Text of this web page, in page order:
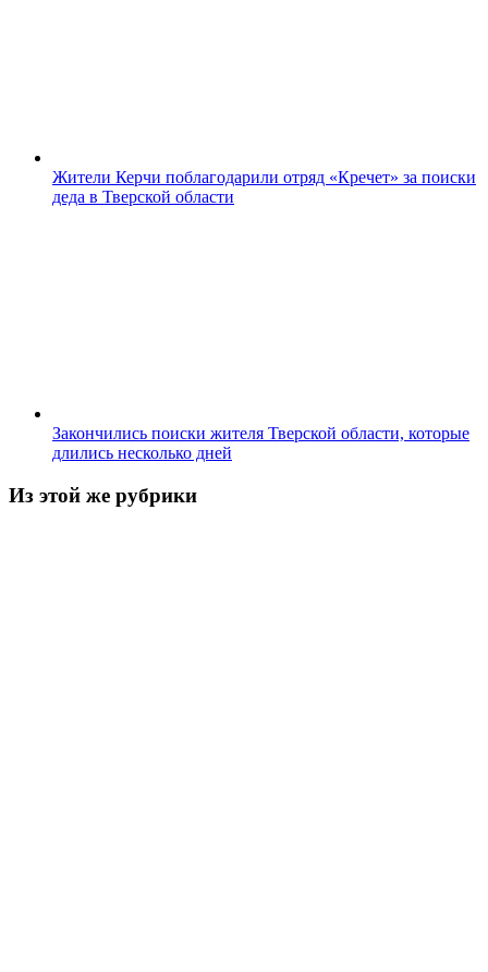
Жители Керчи поблагодарили отряд «Кречет» за поиски
деда в Тверской области
Закончились поиски жителя Тверской области, которые
длились несколько дней
Из этой же рубрики